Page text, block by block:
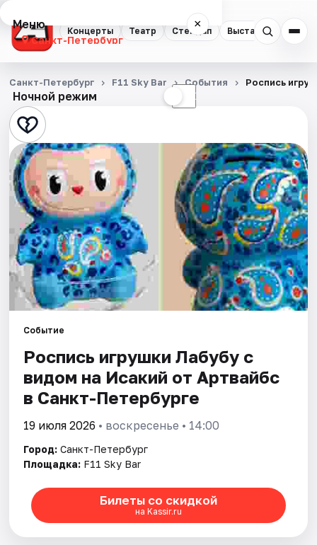
Концерты Театр Стендап Выставки
Меню ×
Санкт-Петербург
Концерты
Театр
Стендап
Выставки
Квесты
Экскурсии
Спорт
События
Города
Площадки
Артисты
Рейтинги
Ночной режим ☾
Санкт-Петербург F11 Sky Bar События Роспись
Событие
Роспись игрушки Лабубу с
видом на Исакий от Артвайбс
в Санкт-Петербурге
19 июля 2026 • воскресенье • 14:00
Город: Санкт-Петербург
Площадка: F11 Sky Bar
Билеты со скидкой
на Kassir.ru